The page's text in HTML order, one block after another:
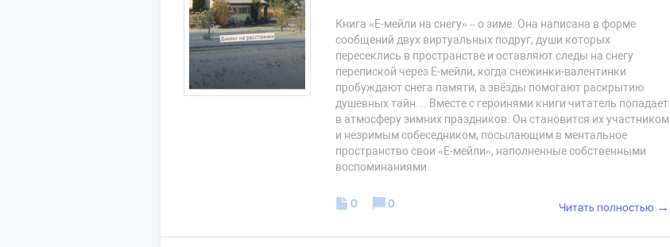
Книга «Е-мейли на снегу» – о зиме. Она написана в форме
сообщений двух виртуальных подруг, души которых
пересеклись в пространстве и оставляют следы на снегу
перепиской через Е-мейли, когда снежинки-валентинки
пробуждают снега памяти, а звёзды помогают раскрытию
душевных тайн… Вместе с героинями книги читатель попадает
в атмосферу зимних праздников. Он становится их участником
и незримым собеседником, посылающим в ментальное
пространство свои «Е-мейли», наполненные собственными
воспоминаниями.
0 0 Читать полностью →